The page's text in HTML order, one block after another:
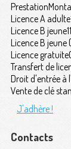
Prestation
Licence A adulte
Licence B jeune
Licence B jeune
Licence gratuite
Transfert de
Droit d'entrée à
Vente de clé
J'adhère !
Contacts